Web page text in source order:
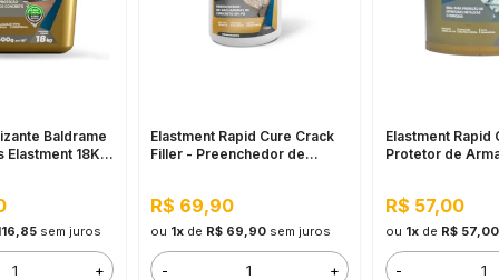
Baldrame
Elastment 18KG
sem juros
+
Elastment Rapid Cure Crack
Filler - Preenchedor de
R$ 69,90
ou 1x de R$ 69,90 sem juros
- +
Elastment Rapid
Protetor de
R$ 57,00
ou 1xde R$ 57,00
-